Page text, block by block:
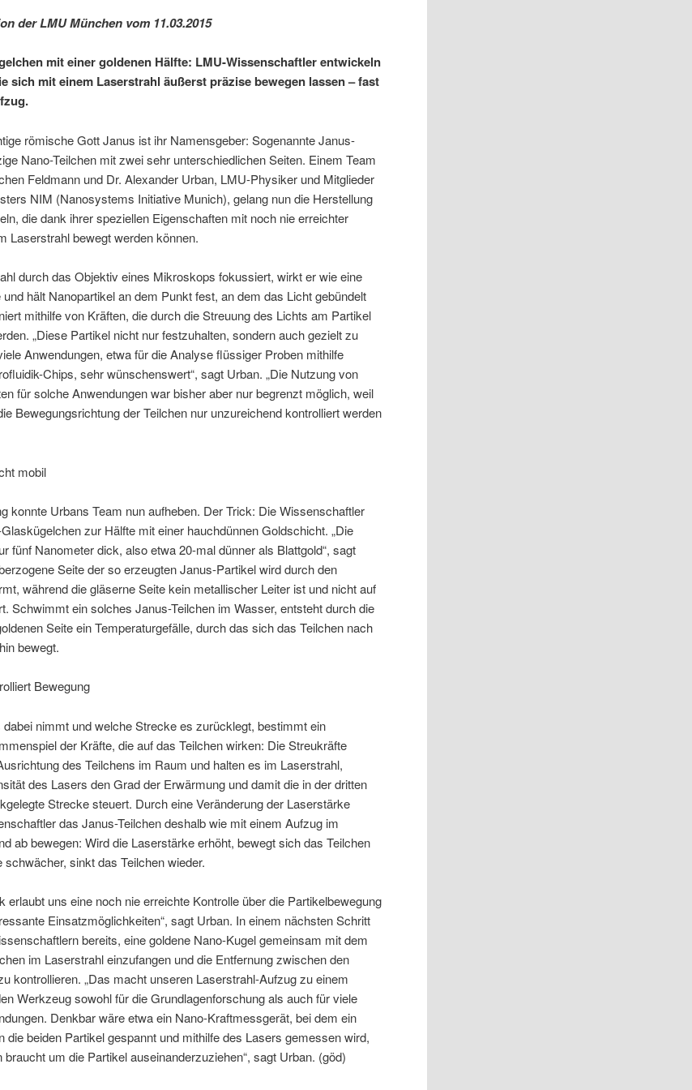
der LMU München vom 11.03.2015
mit einer goldenen Hälfte: LMU-Wissenschaftler entwickeln
sich mit einem Laserstrahl äußerst präzise bewegen lassen – fast
römische Gott Janus ist ihr Namensgeber: Sogenannte Janus-
Nano-Teilchen mit zwei sehr unterschiedlichen Seiten. Einem Team
Feldmann und Dr. Alexander Urban, LMU-Physiker und Mitglieder
NIM (Nanosystems Initiative Munich), gelang nun die Herstellung
die dank ihrer speziellen Eigenschaften mit noch nie erreichter
Laserstrahl bewegt werden können.
durch das Objektiv eines Mikroskops fokussiert, wirkt er wie eine
hält Nanopartikel an dem Punkt fest, an dem das Licht gebündelt
mithilfe von Kräften, die durch die Streuung des Lichts am Partikel
„Diese Partikel nicht nur festzuhalten, sondern auch gezielt zu
Anwendungen, etwa für die Analyse flüssiger Proben mithilfe
Chips, sehr wünschenswert“, sagt Urban. „Die Nutzung von
für solche Anwendungen war bisher aber nur begrenzt möglich, weil
Bewegungsrichtung der Teilchen nur unzureichend kontrolliert werden
mobil
konnte Urbans Team nun aufheben. Der Trick: Die Wissenschaftler
zur Hälfte mit einer hauchdünnen Goldschicht. „Die
fünf Nanometer dick, also etwa 20-mal dünner als Blattgold“, sagt
Seite der so erzeugten Janus-Partikel wird durch den
während die gläserne Seite kein metallischer Leiter ist und nicht auf
Schwimmt ein solches Janus-Teilchen im Wasser, entsteht durch die
Seite ein Temperaturgefälle, durch das sich das Teilchen nach
bewegt.
Bewegung
nimmt und welche Strecke es zurücklegt, bestimmt ein
der Kräfte, die auf das Teilchen wirken: Die Streukräfte
des Teilchens im Raum und halten es im Laserstrahl,
des Lasers den Grad der Erwärmung und damit die in der dritten
Strecke steuert. Durch eine Veränderung der Laserstärke
das Janus-Teilchen deshalb wie mit einem Aufzug im
ab bewegen: Wird die Laserstärke erhöht, bewegt sich das Teilchen
schwächer, sinkt das Teilchen wieder.
erlaubt uns eine noch nie erreichte Kontrolle über die Partikelbewegung
Einsatzmöglichkeiten“, sagt Urban. In einem nächsten Schritt
bereits, eine goldene Nano-Kugel gemeinsam mit dem
im Laserstrahl einzufangen und die Entfernung zwischen den
kontrollieren. „Das macht unseren Laserstrahl-Aufzug zu einem
Werkzeug sowohl für die Grundlagenforschung als auch für viele
Denkbar wäre etwa ein Nano-Kraftmessgerät, bei dem ein
die beiden Partikel gespannt und mithilfe des Lasers gemessen wird,
um die Partikel auseinanderzuziehen“, sagt Urban. (göd)